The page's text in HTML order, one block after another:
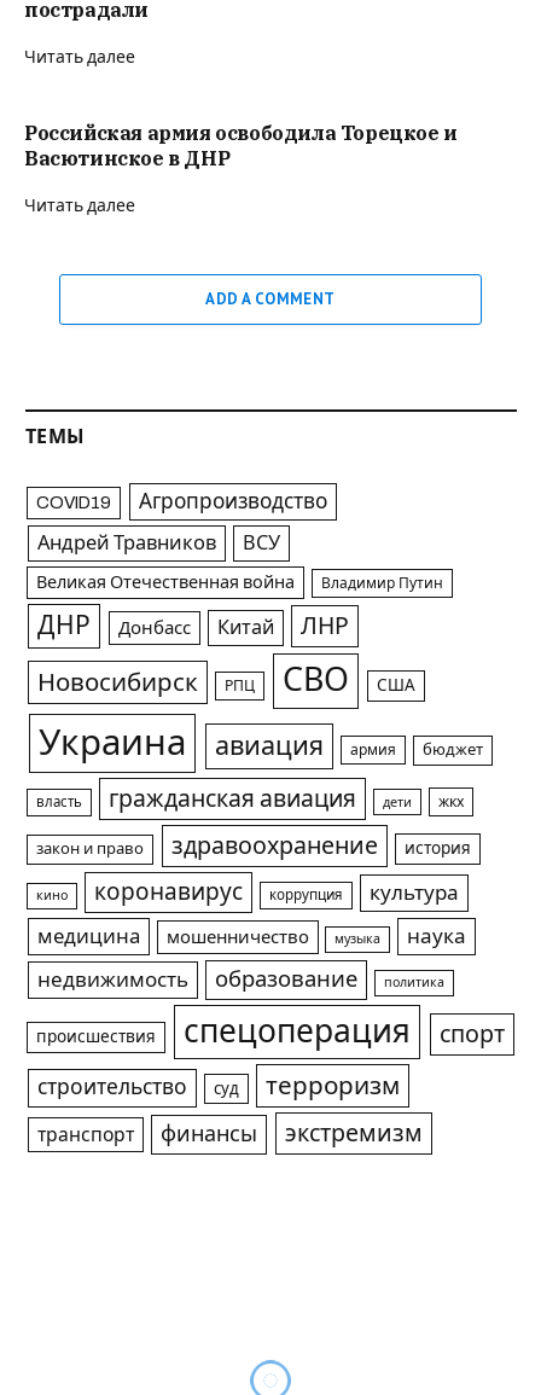
пострадали
Читать далее
Российская армия освободила Торецкое и
Васютинское в ДНР
Читать далее
ADD A COMMENT
ТЕМЫ
COVID19 Агропроизводство
Андрей Травников ВСУ
Великая Отечественная война Владимир Путин
ДНР Донбасс Китай ЛНР
Новосибирск РПЦ СВО США
Украина авиация армия бюджет
власть гражданская авиация дети жкх
закон и право здравоохранение история
кино коронавирус коррупция
культура
медицина
мошенничество музыка
наука
недвижимость
образование политика
происшествия спецоперация спорт
строительство суд терроризм
транспорт финансы экстремизм